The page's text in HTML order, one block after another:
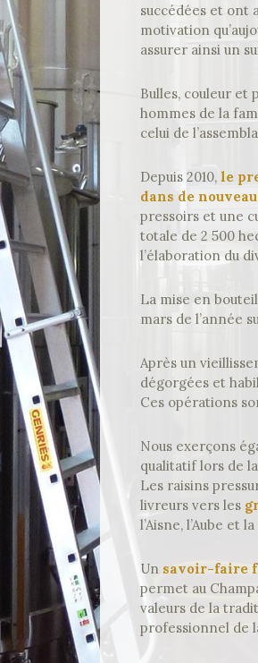
Accueil
Boutique
Blog
Contact
Mon
compte
Cookies
succédées et ont
motivation
assurer ainsi un
Bulles, couleur et
hommes de la
celui de
Depuis 2010, le
dans de
pressoirs et une
totale de 2 500
l’élaboration du
La mise en
mars de l’année
Après un
dégorgées et
Ces opérations
Nous exerçons
qualitatif lors de
Les raisins
livreurs vers les
l’Aisne, l’Aube et
Un savoir-faire
permet au
valeurs de la
professionnel de